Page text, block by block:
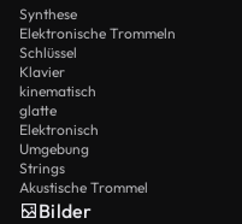
Synthese
Elektronische Trommeln
Schlüssel
Klavier
kinematisch
glatte
Elektronisch
Umgebung
Strings
Akustische Trommel
Bilder